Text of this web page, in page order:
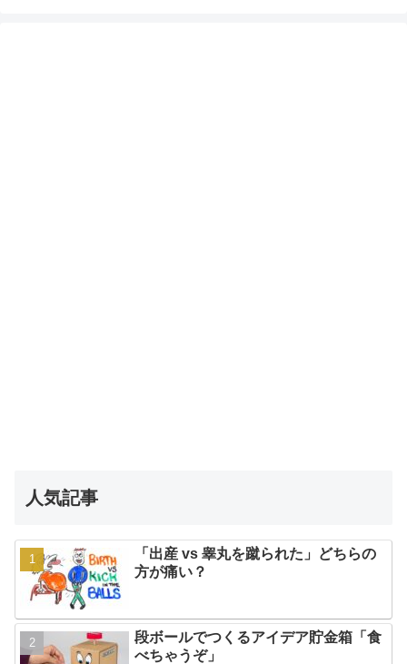
人気記事
「出産 vs 睾丸を蹴られた」どちらの
方が痛い？
段ボールでつくるアイデア貯金箱「食
べちゃうぞ」